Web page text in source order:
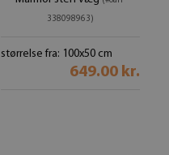
338098963)
størrelse fra: 100x50 cm
649.00 kr.